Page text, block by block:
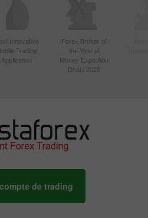
Innovative
Trading
Application
Forex Broker of
the Year at
Money Expo Abu
Dhabi 2025
de trading